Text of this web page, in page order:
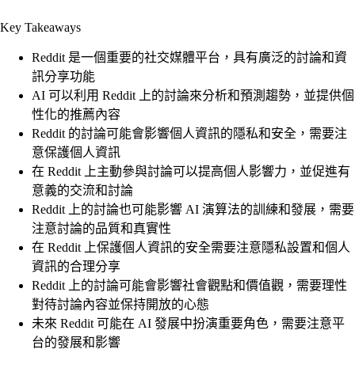
Key Takeaways
Reddit 是一個重要的社交媒體平台，具有廣泛的討論和資
訊分享功能
AI 可以利用 Reddit 上的討論來分析和預測趨勢，並提供個
性化的推薦內容
Reddit 的討論可能會影響個人資訊的隱私和安全，需要注
意保護個人資訊
在 Reddit 上主動參與討論可以提高個人影響力，並促進有
意義的交流和討論
Reddit 上的討論也可能影響 AI 演算法的訓練和發展，需要
注意討論的品質和真實性
在 Reddit 上保護個人資訊的安全需要注意隱私設置和個人
資訊的合理分享
Reddit 上的討論可能會影響社會觀點和價值觀，需要理性
對待討論內容並保持開放的心態
未來 Reddit 可能在 AI 發展中扮演重要角色，需要注意平
台的發展和影響